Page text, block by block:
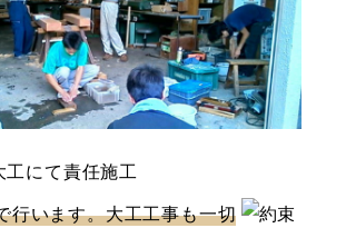
工にて責任施工
行います。大工工事も一切